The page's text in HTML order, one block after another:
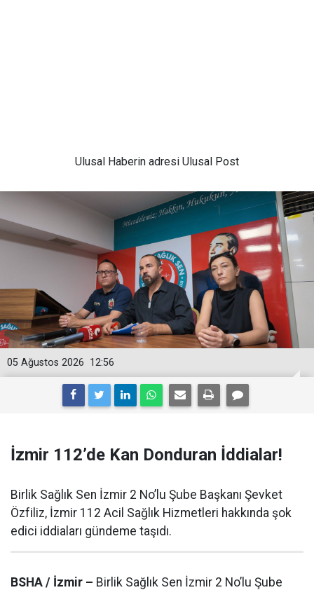
Ulusal Haberin adresi Ulusal Post
12:56
05 Ağustos 2026
İzmir 112’de Kan Donduran İddialar!
Birlik Sağlık Sen İzmir 2 No’lu Şube Başkanı Şevket
Özfiliz, İzmir 112 Acil Sağlık Hizmetleri hakkında şok
edici iddiaları gündeme taşıdı.
BSHA / İzmir – Birlik Sağlık Sen İzmir 2 No’lu Şube